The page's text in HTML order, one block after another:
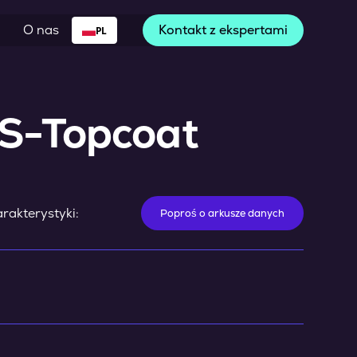
O nas PL Kontakt z ekspertami
Topcoat
Poproś o arkusze danych